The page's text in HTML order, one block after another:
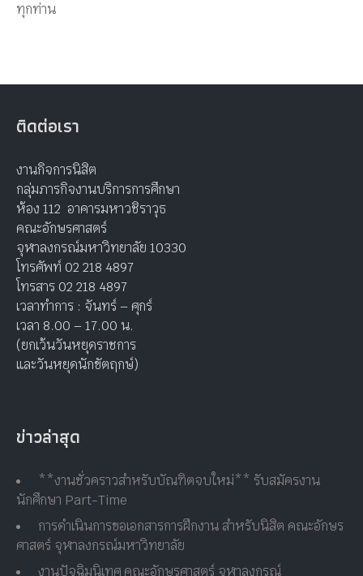
ทุกท่าน
ติดต่อเรา
งานกิจการนิสิต
กลุ่มภารกิจงานบริการการศึกษา
ห้อง 112 อาคารมหาวชิราวุธ
คณะอักษรศาสตร์
จุฬาลงกรณ์มหาวิทยาลัย 10330
โทรศัพท์ 02 218 4897
โทรสาร 02 218 4897
เวลาทำการ : จันทร์ – ศุกร์
เวลา 8.00 – 17.00 น.
(ยกเว้นวันหยุดราชการ
และวันหยุดนักขัตฤกษ์)
ข่าวล่าสุด
**งานชั่วคราวสำหรับบัณฑิตจบใหม่** รับสมัครงาน
นักศึกษา Part-Time
การดำเนินการขอเอกสารการฝึกงาน สำหรับนิสิต คณะอักษร
ศาสตร์ จุฬาลงกรณ์มหาวิทยาลัย
งานปัจฉิมนิเทศ คณะอักษรศาสตร์ จุฬาลงกรณ์